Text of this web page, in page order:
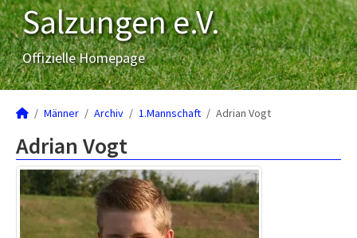
Salzungen e.V.
Offizielle Homepage
Männer Archiv 1.Mannschaft Adrian Vogt
Adrian Vogt